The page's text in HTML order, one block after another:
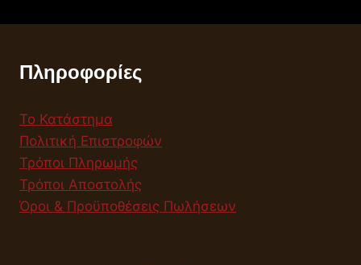
Πληροφορίες
Το Κατάστημα
Πολιτική Επιστροφών
Τρόποι Πληρωμής
Τρόποι Αποστολής
Όροι & Προϋποθέσεις Πωλήσεων